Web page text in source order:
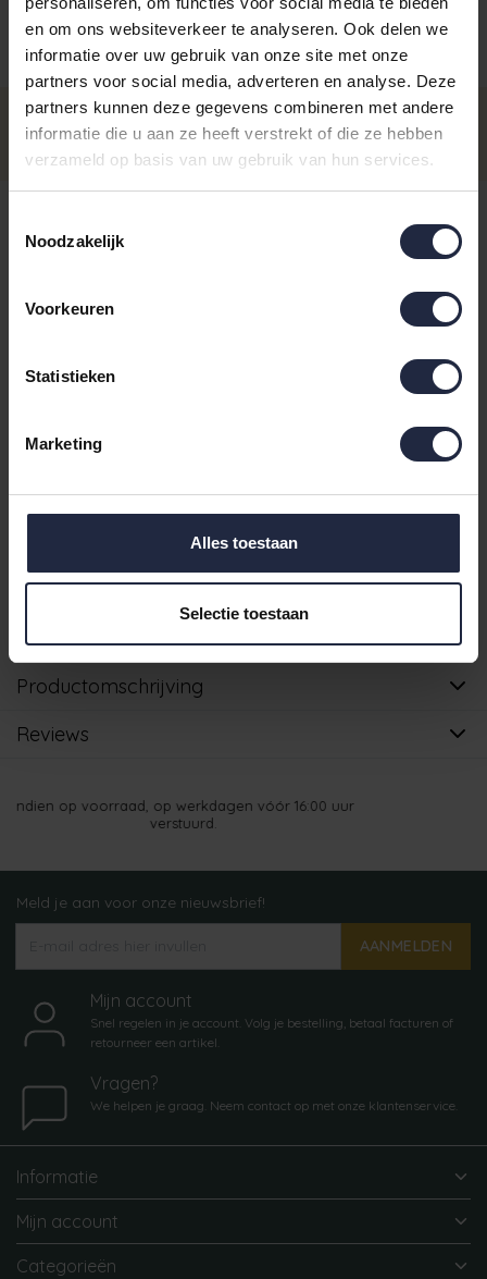
en om ons websiteverkeer te analyseren. Ook delen we
informatie over uw gebruik van onze site met onze
partners voor social media, adverteren en analyse. Deze
partners kunnen deze gegevens combineren met andere
informatie die u aan ze heeft verstrekt of die ze hebben
verzameld op basis van uw gebruik van hun services.
Noodzakelijk
Voorkeuren
Statistieken
Marketing
Alles toestaan
Selectie toestaan
Aantal Maat Prijs
Incl. BTW
Gastendoekje 30x50
Op voorraad - Levertijd: voor 16.00
dag verzonden
€7,95
Incl. BTW
Incl. BTW
voor 16.00 uur besteld ma t/m vrij, dezelfde dag verzonden
Ruim aanbod badtextiel
Verzending binnen 24 uur indien voorradig
Gratis verzending vanaf €49,95
Productomschrijving
Reviews
voorraad, op werkdagen vóór 16:00 uur
Meld je aan voor onze nieuwsbrief!
AANMELDEN
Mijn account
Snel regelen in je account. Volg je bestelling, betaal facturen of
retourneer een artikel.
Vragen?
We helpen je graag. Neem contact op met onze klantenservice.
Informatie
Mijn account
Categorieën